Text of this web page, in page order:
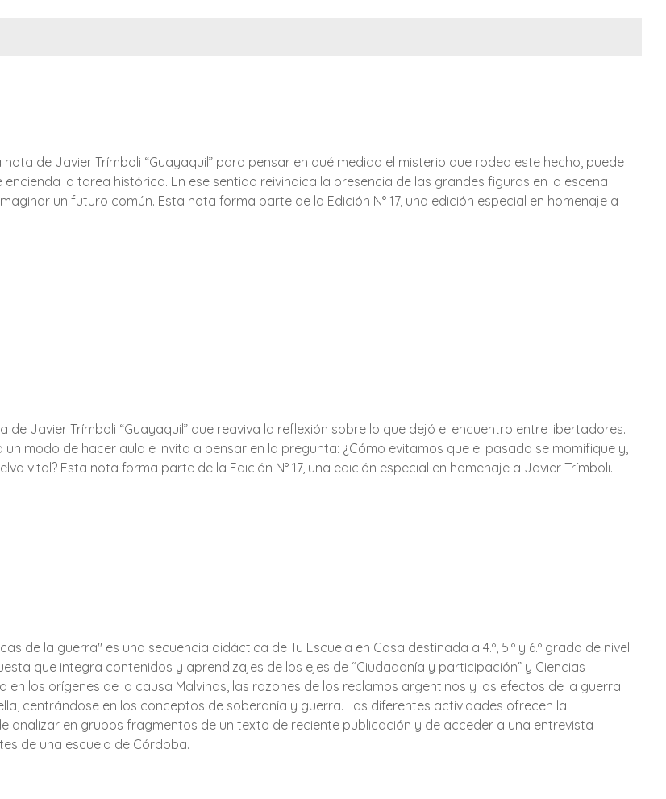
de Javier Trímboli “Guayaquil” para pensar en qué medida el misterio que rodea este hecho, puede
la tarea histórica. En ese sentido reivindica la presencia de las grandes figuras en la escena
un futuro común. Esta nota forma parte de la Edición N° 17, una edición especial en homenaje a
de Javier Trímboli “Guayaquil” que reaviva la reflexión sobre lo que dejó el encuentro entre libertadores.
modo de hacer aula e invita a pensar en la pregunta: ¿Cómo evitamos que el pasado se momifique y,
vital? Esta nota forma parte de la Edición N° 17, una edición especial en homenaje a Javier Trímboli.
de la guerra" es una secuencia didáctica de Tu Escuela en Casa destinada a 4.º, 5.º y 6.º grado de nivel
que integra contenidos y aprendizajes de los ejes de “Ciudadanía y participación” y Ciencias
en los orígenes de la causa Malvinas, las razones de los reclamos argentinos y los efectos de la guerra
centrándose en los conceptos de soberanía y guerra. Las diferentes actividades ofrecen la
analizar en grupos fragmentos de un texto de reciente publicación y de acceder a una entrevista
de una escuela de Córdoba.